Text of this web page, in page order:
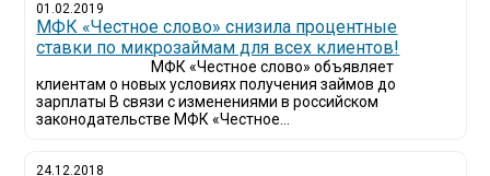
01.02.2019
МФК «Честное слово» снизила процентные
ставки по микрозаймам для всех клиентов!
МФК «Честное слово» объявляет
клиентам о новых условиях получения займов до
зарплаты В связи с изменениями в российском
законодательстве МФК «Честное...
24.12.2018